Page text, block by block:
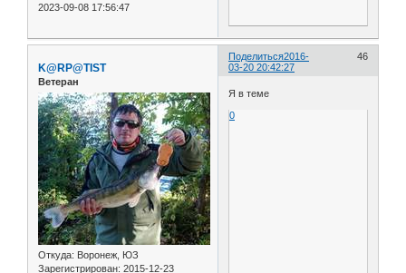
2023-09-08 17:56:47
Поделиться 46
2016-
03-20 20:42:27
K@RP@TIST
Ветеран
Откуда: Воронеж, ЮЗ
Зарегистрирован: 2015-12-23
Я в теме
0